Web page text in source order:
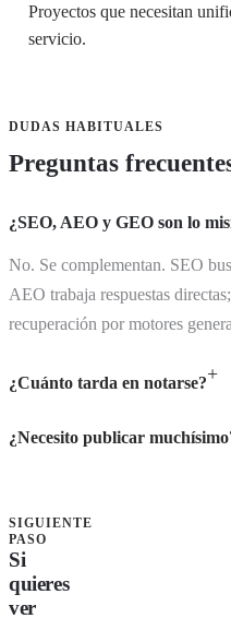
Proyectos que necesitan
servicio.
DUDAS HABITUALES
Preguntas
¿SEO, AEO y GEO son lo
No. Se complementan. SEO
AEO trabaja respuestas
recuperación por motores
¿Cuánto tarda en notarse?
¿Necesito publicar
SIGUIENTE
PASO
Si
quieres
ver